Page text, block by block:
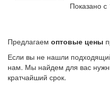
Показано с
Предлагаем оптовые цены
Если вы не нашли
нам. Мы найдем для вас
кратчайший срок.